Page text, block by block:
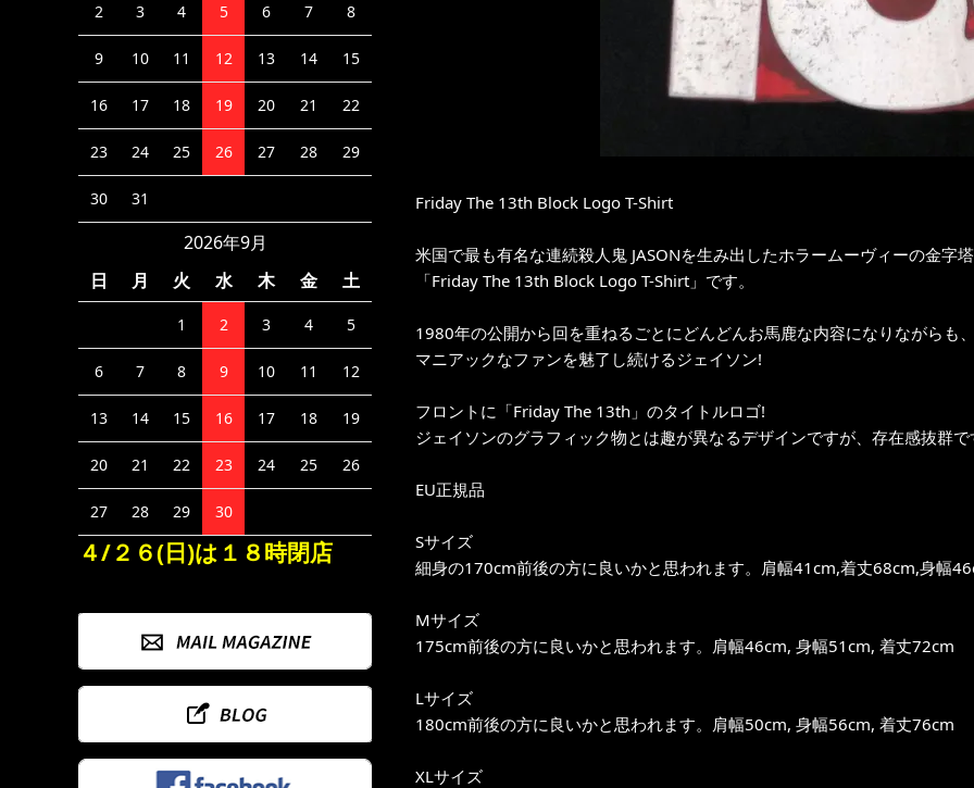
2 3 4 5 6 7 8
9 10 11 12 13 14 15
16 17 18 19 20 21 22
23 24 25 26 27 28 29
30 31
2026年9月
日
月 火 水 木 金 土
1 2 3 4 5
6 7 8 9 10 11 12
13 14 15 16 17 18 19
20 21 22 23 24 25 26
27 28 29 30
４/２６(日)は１８時閉店
Friday The 13th Block Logo T-Shirt
米国で最も有名な連続殺人鬼 JASONを生み出したホラームーヴィーの金字
「Friday The 13th Block Logo T-Shirt」です。
1980年の公開から回を重ねるごとにどんどんお馬鹿な内容になりながらも、
マニアックなファンを魅了し続けるジェイソン!
フロントに「Friday The 13th」のタイトルロゴ!
ジェイソンのグラフィック物とは趣が異なるデザインですが、存在感抜群で
EU正規品
Sサイズ
細身の170cm前後の方に良いかと思われます。肩幅41cm,着丈68cm,身幅
Mサイズ
175cm前後の方に良いかと思われます。肩幅46cm, 身幅51cm, 着丈72cm
Lサイズ
180cm前後の方に良いかと思われます。肩幅50cm, 身幅56cm, 着丈76cm
XLサイズ